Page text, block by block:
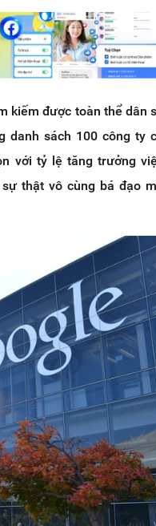
kiếm được toàn thể dân
danh sách 100 công ty
với tỷ lệ tăng trưởng
thật vô cùng bá đạo